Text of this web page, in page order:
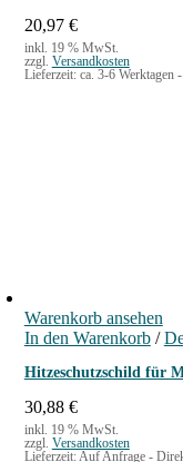
20,97 €
inkl. 19 % MwSt.
zzgl. Versandkosten
Lieferzeit: ca. 3-6 Werktagen
Warenkorb ansehen
In den Warenkorb /
Hitzeschutzschild für
30,88 €
inkl. 19 % MwSt.
zzgl. Versandkosten
Lieferzeit:Auf Anfrage -